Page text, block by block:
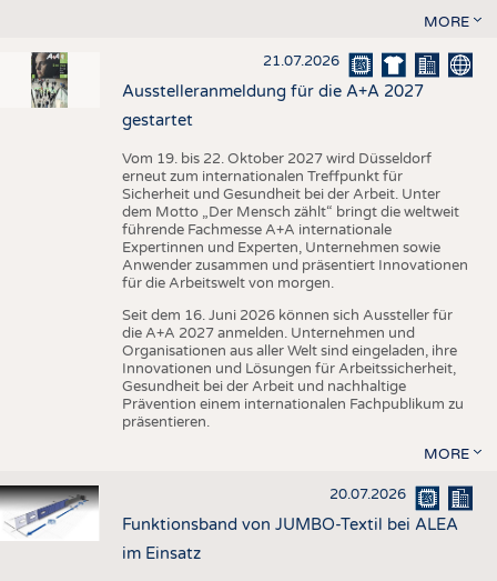
MORE
21.07.2026
Ausstelleranmeldung für die A+A 2027
gestartet
Vom 19. bis 22. Oktober 2027 wird Düsseldorf
erneut zum internationalen Treffpunkt für
Sicherheit und Gesundheit bei der Arbeit. Unter
dem Motto „Der Mensch zählt“ bringt die weltweit
führende Fachmesse A+A internationale
Expertinnen und Experten, Unternehmen sowie
Anwender zusammen und präsentiert Innovationen
für die Arbeitswelt von morgen.
Seit dem 16. Juni 2026 können sich Aussteller für
die A+A 2027 anmelden. Unternehmen und
Organisationen aus aller Welt sind eingeladen, ihre
Innovationen und Lösungen für Arbeitssicherheit,
Gesundheit bei der Arbeit und nachhaltige
Prävention einem internationalen Fachpublikum zu
präsentieren.
MORE
20.07.2026
Funktionsband von JUMBO-Textil bei ALEA
im Einsatz